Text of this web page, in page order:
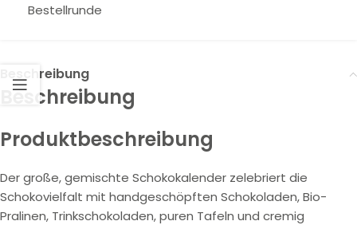
Bestellrunde
Beschreibung
Beschreibung
Produktbeschreibung
Der große, gemischte Schokokalender zelebriert die
Schokovielfalt mit handgeschöpften Schokoladen, Bio-
Pralinen, Trinkschokoladen, puren Tafeln und cremig